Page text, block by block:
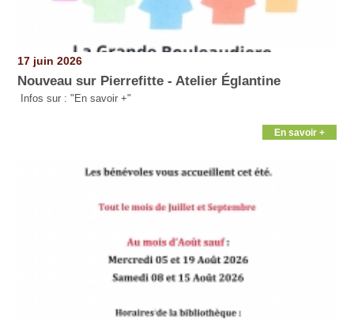
17 juin 2026
Nouveau sur Pierrefitte - Atelier Églantine
Infos sur : "En savoir +"
En savoir +